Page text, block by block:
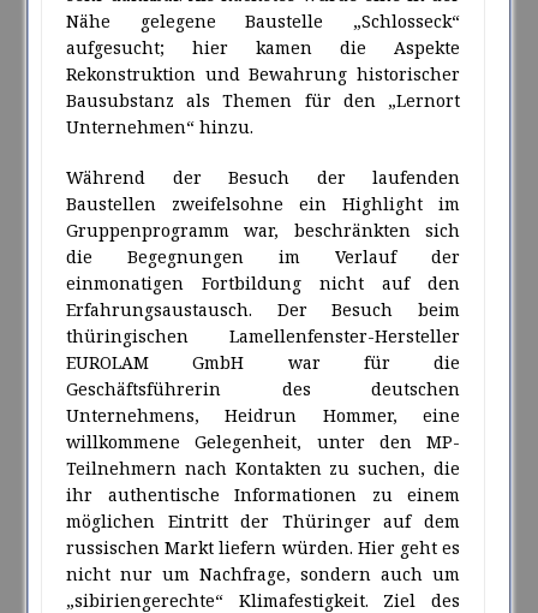
Nähe gelegene Baustelle „Schlosseck“
aufgesucht; hier kamen die Aspekte
Rekonstruktion und Bewahrung historischer
Bausubstanz als Themen für den „Lernort
Unternehmen“ hinzu.
Während der Besuch der laufenden
Baustellen zweifelsohne ein Highlight im
Gruppenprogramm war, beschränkten sich
die Begegnungen im Verlauf der
einmonatigen Fortbildung nicht auf den
Erfahrungsaustausch. Der Besuch beim
thüringischen Lamellenfenster-Hersteller
EUROLAM GmbH war für die
Geschäftsführerin des deutschen
Unternehmens, Heidrun Hommer, eine
willkommene Gelegenheit, unter den MP-
Teilnehmern nach Kontakten zu suchen, die
ihr authentische Informationen zu einem
möglichen Eintritt der Thüringer auf dem
russischen Markt liefern würden. Hier geht es
nicht nur um Nachfrage, sondern auch um
„sibiriengerechte“ Klimafestigkeit. Ziel des